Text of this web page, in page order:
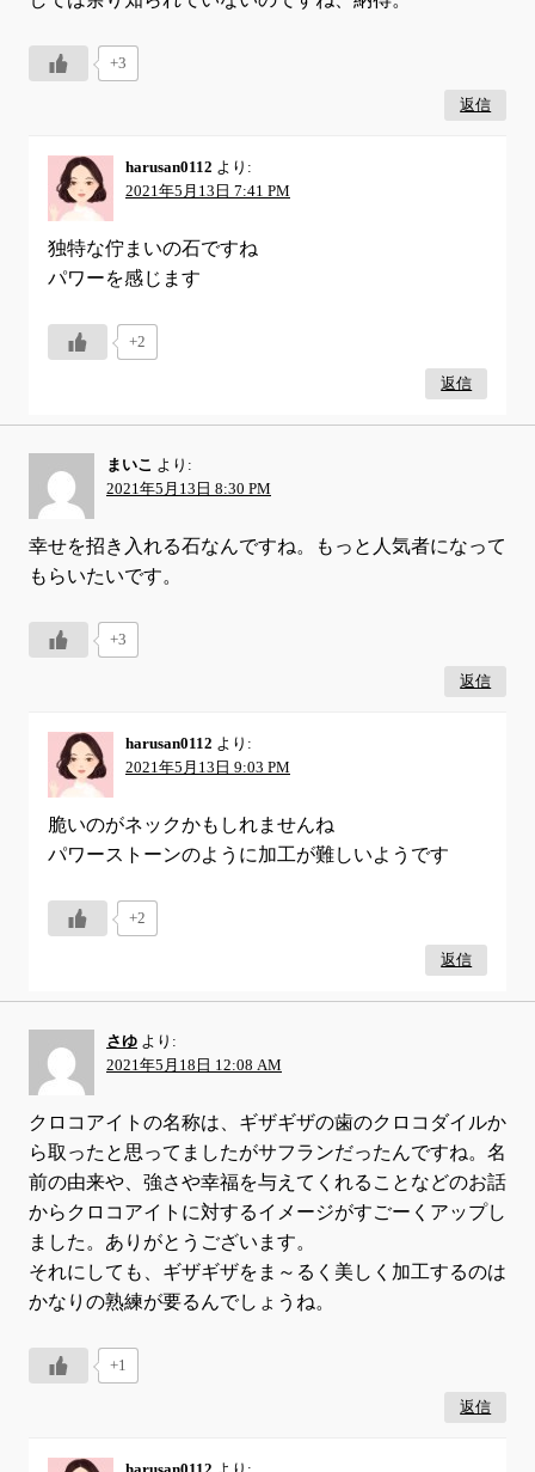
+3
返信
harusan0112 より:
2021年5月13日 7:41 PM
独特な佇まいの石ですね
パワーを感じます
+2
返信
まいこ より:
2021年5月13日 8:30 PM
幸せを招き入れる石なんですね。もっと人気者になって
もらいたいです。
+3
返信
harusan0112 より:
2021年5月13日 9:03 PM
脆いのがネックかもしれませんね
パワーストーンのように加工が難しいようです
+2
返信
さゆ より:
2021年5月18日 12:08 AM
クロコアイトの名称は、ギザギザの歯のクロコダイルか
ら取ったと思ってましたがサフランだったんですね。名
前の由来や、強さや幸福を与えてくれることなどのお話
からクロコアイトに対するイメージがすごーくアップし
ました。ありがとうございます。
それにしても、ギザギザをま～るく美しく加工するのは
かなりの熟練が要るんでしょうね。
+1
返信